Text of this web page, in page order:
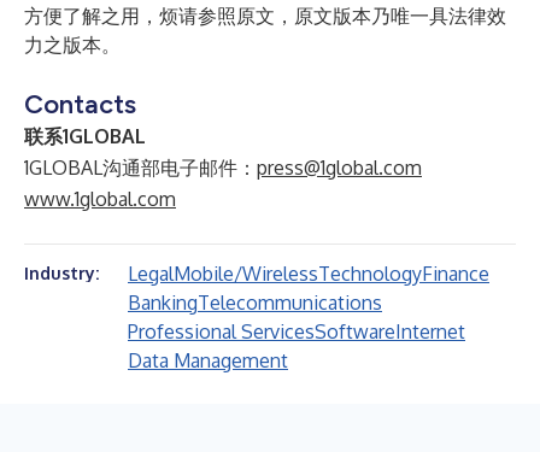
方便了解之用，烦请参照原文，原文版本乃唯一具法律效
力之版本。
Contacts
联系1GLOBAL
1GLOBAL沟通部电子邮件： press@1global.com
www.1global.com
Industry: LegalMobile/WirelessTechnologyFinance
BankingTelecommunications
Professional ServicesSoftwareInternet
Data Management